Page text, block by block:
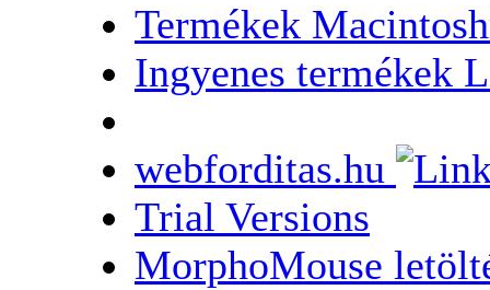
Termékek
Ingyenes termékek
webforditas.hu
Trial Versions
MorphoMouse